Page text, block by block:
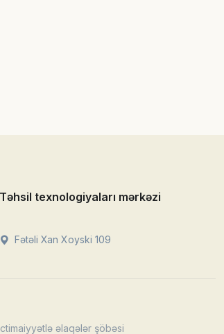
Təhsil texnologiyaları mərkəzi
Fətəli Xan Xoyski 109
əlaqələr şöbəsi